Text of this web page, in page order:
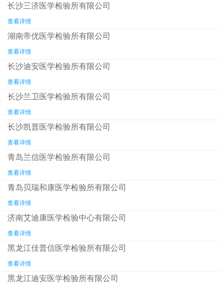
长沙三济医学检验所有限公司
查看详情
湖南帝优医学检验所有限公司
查看详情
长沙迪安医学检验所有限公司
查看详情
长沙兰卫医学检验所有限公司
查看详情
长沙凯普医学检验所有限公司
查看详情
青岛兰信医学检验所有限公司
查看详情
青岛贝瑞和康医学检验所有限公司
查看详情
济南艾迪康医学检验中心有限公司
查看详情
黑龙江佳普信医学检验所有限公司
查看详情
黑龙江迪安医学检验所有限公司